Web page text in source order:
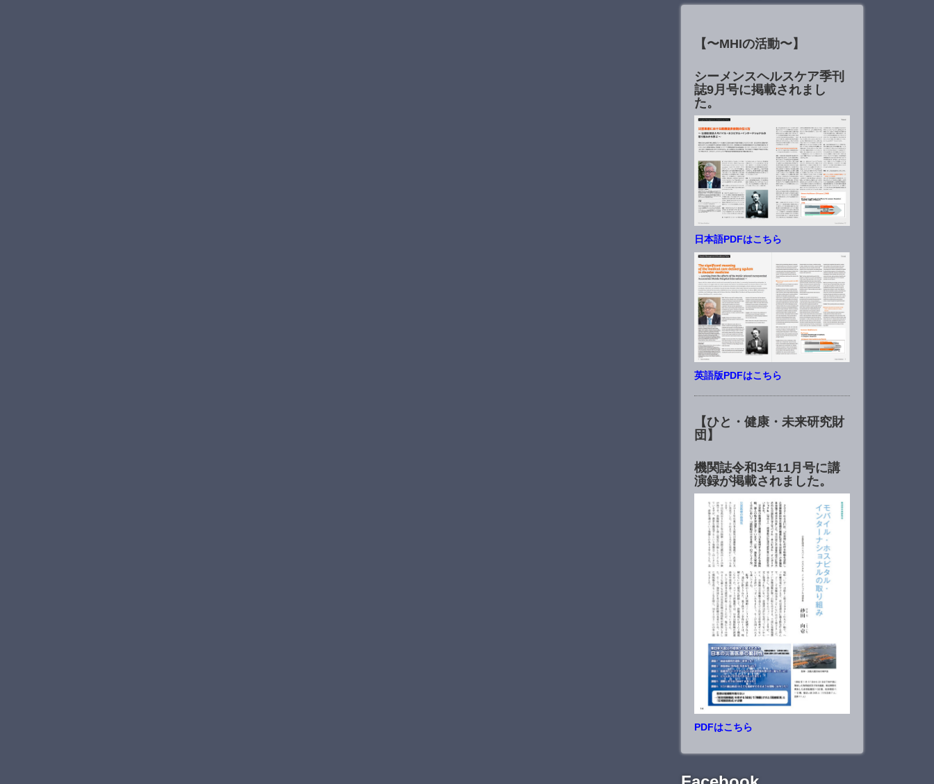
【〜MHIの活動〜】
シーメンスヘルスケア季刊
誌9月号に掲載されまし
た。
日本語PDFはこちら
英語版PDFはこちら
【ひと・健康・未来研究財
団】
機関誌令和3年11月号に講
演録が掲載されました。
PDFはこちら